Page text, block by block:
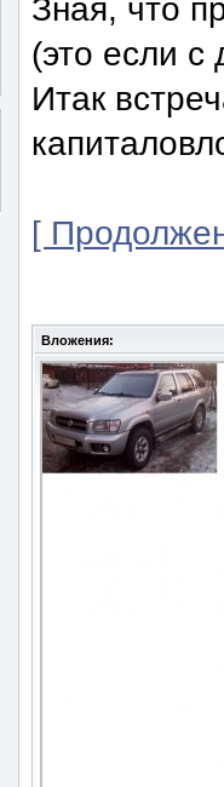
Зная, что
(это если с
Итак
[
Вложения: